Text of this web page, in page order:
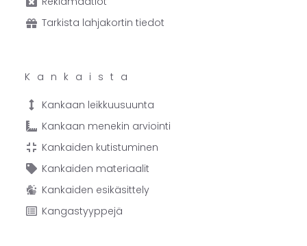
Tarkista lahjakortin tiedot
Kankaista
Kankaan leikkuusuunta
Kankaan menekin arviointi
Kankaiden kutistuminen
Kankaiden materiaalit
Kankaiden esikäsittely
Kangastyyppejä